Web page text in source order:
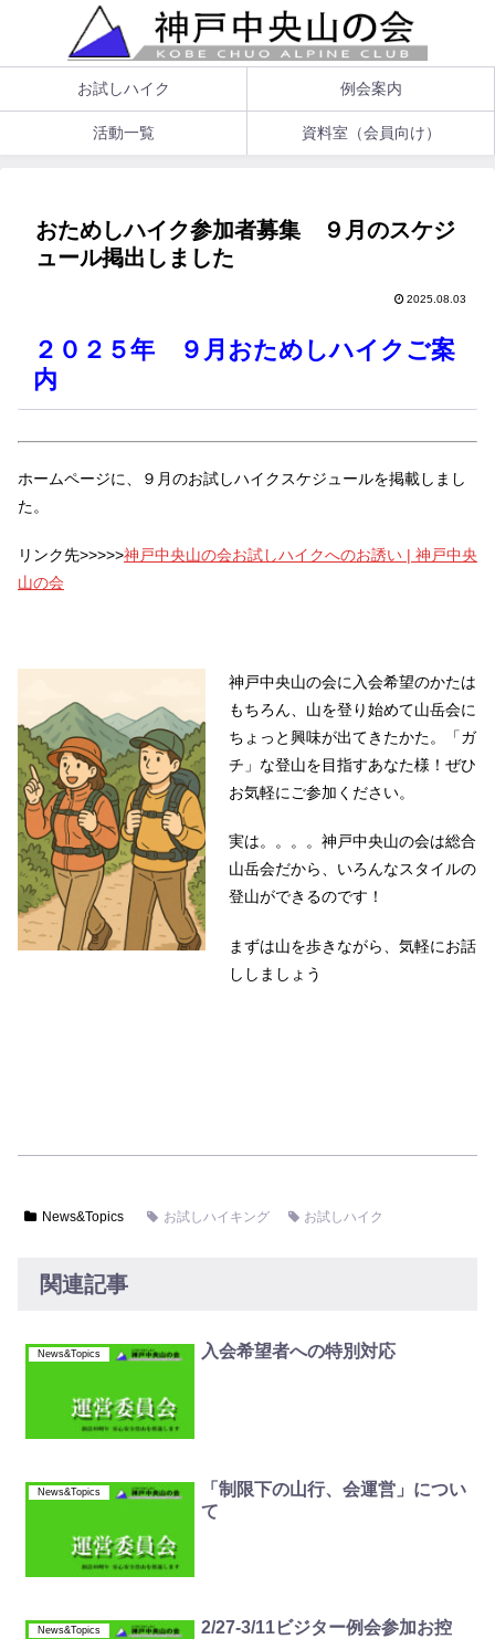
お試しハイク 例会案内
活動一覧 資料室（会員向け）
おためしハイク参加者募集 ９月のスケジ
ュール掲出しました
2025.08.03
２０２５年 ９月おためしハイクご案
内
ホームページに、９月のお試しハイクスケジュールを掲載しまし
た。
リンク先>>>>>神戸中央山の会お試しハイクへのお誘い | 神戸中央
山の会
神戸中央山の会に入会希望のかたは
もちろん、山を登り始めて山岳会に
ちょっと興味が出てきたかた。「ガ
チ」な登山を目指すあなた様！ぜひ
お気軽にご参加ください。
実は。。。。神戸中央山の会は総合
山岳会だから、いろんなスタイルの
登山ができるのです！
まずは山を歩きながら、気軽にお話
ししましょう
News&Topics お試しハイキング お試しハイク
関連記事
News&Topics 入会希望者への特別対応
News&Topics
「制限下の山行、会運営」につい
て
News&Topics
2/27-3/11ビジター例会参加お控